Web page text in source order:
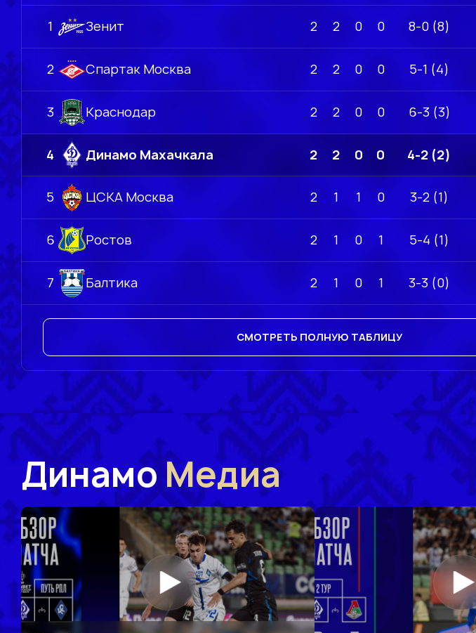
1 Зенит 2 2 0 0 8-0 (8)
2 Спартак Москва 2 2 0 0 5-1 (4)
3 Краснодар 2 2 0 0 6-3 (3)
4 Динамо Махачкала 2 2 0 0 4-2 (2)
5 ЦСКА Москва 2 1 1 0 3-2 (1)
6 Ростов 2 1 0 1 5-4 (1)
7 Балтика 2 1 0 1 3-3 (0)
СМОТРЕТЬ ПОЛНУЮ ТАБЛИЦУ
ДинамоМедиа